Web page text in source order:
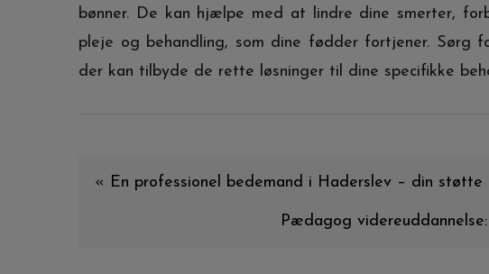
bønner. De kan hjælpe med at lindre dine smerter,
pleje og behandling, som dine fødder fortjener.
der kan tilbyde de rette løsninger til dine specifikke
« En professionel bedemand i Haderslev – din
Pædagog